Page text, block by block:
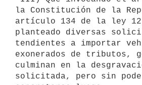
la Constitución de la
artículo 134 de la ley
planteado diversas
tendientes a importar
exonerados de tributos,
culminan en la
solicitada, pero sin